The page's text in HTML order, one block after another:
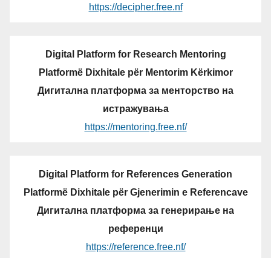
https://decipher.free.nf
Digital Platform for Research Mentoring
Platformë Dixhitale për Mentorim Kërkimor
Дигитална платформа за менторство на
истражувања
https://mentoring.free.nf/
Digital Platform for References Generation
Platformë Dixhitale për Gjenerimin e Referencave
Дигитална платформа за генерирање на
референци
https://reference.free.nf/